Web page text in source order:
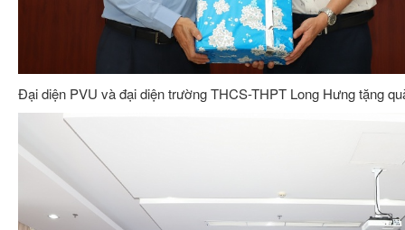
Đại diện PVU và đại diện trường THCS-THPT Long Hưng tặng